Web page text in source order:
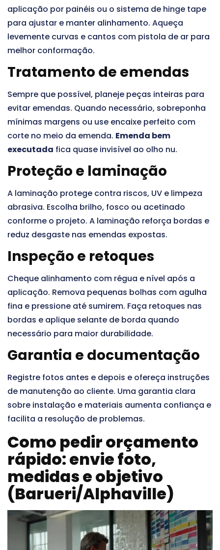
aplicação por painéis ou o sistema de hinge tape
para ajustar e manter alinhamento. Aqueça
levemente curvas e cantos com pistola de ar para
melhor conformação.
Tratamento de emendas
Sempre que possível, planeje peças inteiras para
evitar emendas. Quando necessário, sobreponha
mínimas margens ou use encaixe perfeito com
corte no meio da emenda. Emenda bem
executada fica quase invisível ao olho nu.
Proteção e laminação
A laminação protege contra riscos, UV e limpeza
abrasiva. Escolha brilho, fosco ou acetinado
conforme o projeto. A laminação reforça bordas e
reduz desgaste nas emendas expostas.
Inspeção e retoques
Cheque alinhamento com régua e nível após a
aplicação. Remova pequenas bolhas com agulha
fina e pressione até sumirem. Faça retoques nas
bordas e aplique selante de borda quando
necessário para maior durabilidade.
Garantia e documentação
Registre fotos antes e depois e ofereça instruções
de manutenção ao cliente. Uma garantia clara
sobre instalação e materiais aumenta confiança e
facilita a resolução de problemas.
Como pedir orçamento
rápido: envie foto,
medidas e objetivo
(Barueri/Alphaville)